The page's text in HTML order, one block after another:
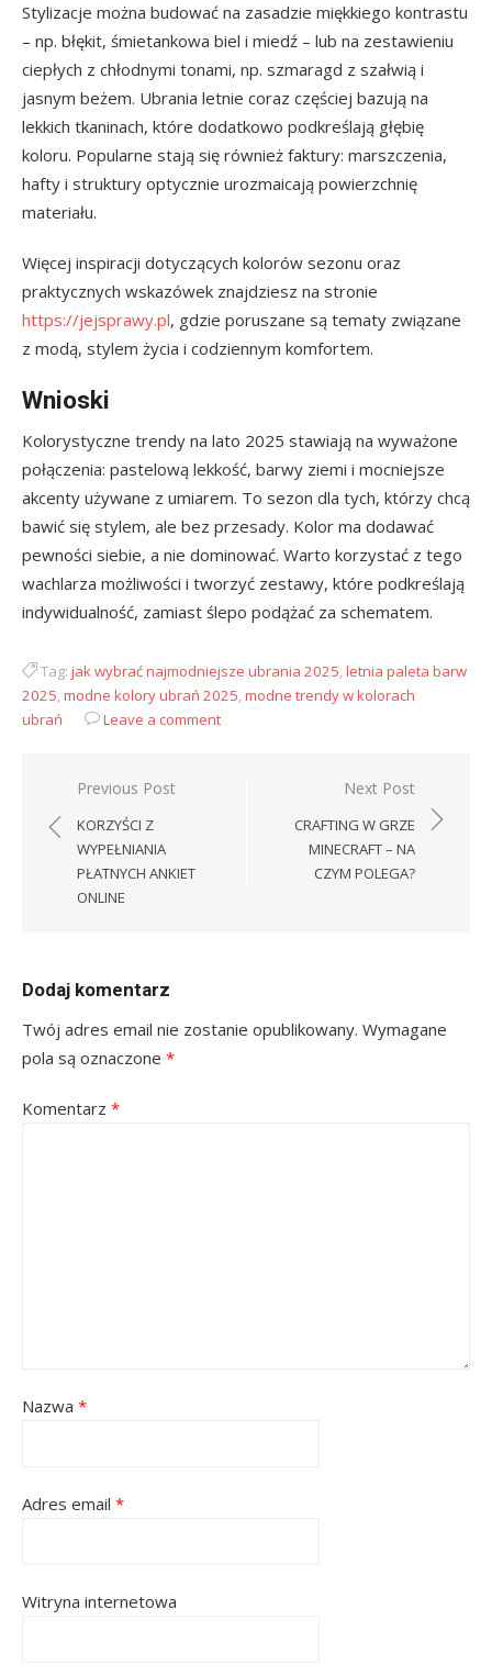
Stylizacje można budować na zasadzie miękkiego kontrastu
– np. błękit, śmietankowa biel i miedź – lub na zestawieniu
ciepłych z chłodnymi tonami, np. szmaragd z szałwią i
jasnym beżem. Ubrania letnie coraz częściej bazują na
lekkich tkaninach, które dodatkowo podkreślają głębię
koloru. Popularne stają się również faktury: marszczenia,
hafty i struktury optycznie urozmaicają powierzchnię
materiału.
Więcej inspiracji dotyczących kolorów sezonu oraz
praktycznych wskazówek znajdziesz na stronie
https://jejsprawy.pl, gdzie poruszane są tematy związane
z modą, stylem życia i codziennym komfortem.
Wnioski
Kolorystyczne trendy na lato 2025 stawiają na wyważone
połączenia: pastelową lekkość, barwy ziemi i mocniejsze
akcenty używane z umiarem. To sezon dla tych, którzy chcą
bawić się stylem, ale bez przesady. Kolor ma dodawać
pewności siebie, a nie dominować. Warto korzystać z tego
wachlarza możliwości i tworzyć zestawy, które podkreślają
indywidualność, zamiast ślepo podążać za schematem.
Tag: jak wybrać najmodniejsze ubrania 2025,letnia paleta barw
2025,modne kolory ubrań 2025,modne trendy w kolorach
ubrań
Leave a comment
Nawigacja
wpisu
Previous Post
KORZYŚCI Z
WYPEŁNIANIA
PŁATNYCH ANKIET
ONLINE
Next Post
CRAFTING W GRZE
MINECRAFT – NA
CZYM POLEGA?
Dodaj komentarz
Twój adres email nie zostanie opublikowany. Wymagane
pola są oznaczone *
Komentarz *
Nazwa *
Adres email *
Witryna internetowa